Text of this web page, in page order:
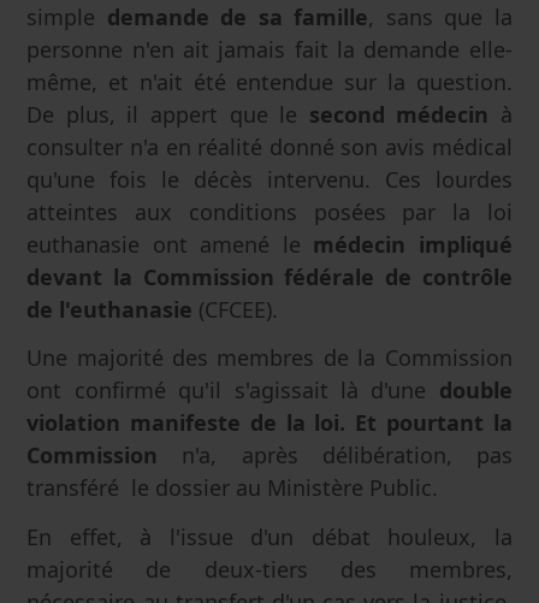
simple demande de sa famille, sans que la
personne n'en ait jamais fait la demande elle-
même, et n'ait été entendue sur la question.
De plus, il appert que le second médecin à
consulter n'a en réalité donné son avis médical
qu'une fois le décès intervenu. Ces lourdes
atteintes aux conditions posées par la loi
euthanasie ont amené le médecin impliqué
devant la Commission fédérale de contrôle
de l'euthanasie (CFCEE).
Une majorité des membres de la Commission
ont confirmé qu'il s'agissait là d'une double
violation manifeste de la loi. Et pourtant la
Commission n'a, après délibération, pas
transféré le dossier au Ministère Public.
En effet, à l'issue d'un débat houleux, la
majorité de deux-tiers des membres,